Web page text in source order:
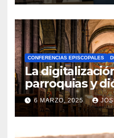
CONFERENCIAS EPISCOPALES
La
parroquias y
realidad ya
la Iglesia
6 MARZO, 2025